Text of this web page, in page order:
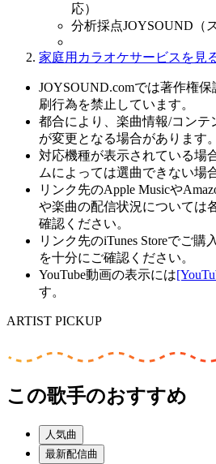
応）
分析採点JOYSOUND（
家庭用カラオケサービスを見
JOYSOUND.comでは著作権
刷行為を禁止しています。
都合により、楽曲情報/コンテ
が変更となる場合があります。
対応機種が表示されている場
ムによっては選曲できない場
リンク先のApple Musicや
や楽曲の配信状況については
確認ください。
リンク先のiTunes Storeでご
を十分にご確認ください。
YouTube動画の表示には
す。
ARTIST PICKUP
この歌手のおすすめ
人気曲
最新配信曲